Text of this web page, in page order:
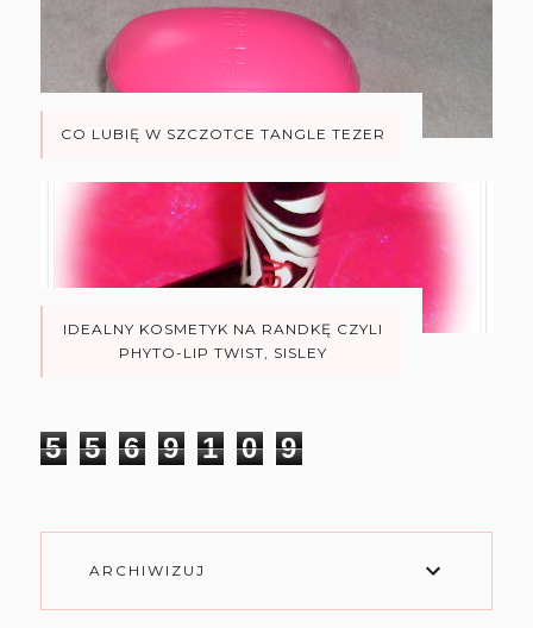
CO LUBIĘ W SZCZOTCE TANGLE TEZER
IDEALNY KOSMETYK NA RANDKĘ CZYLI
PHYTO-LIP TWIST, SISLEY
5 5 6 9 1 0 9
ARCHIWIZUJ